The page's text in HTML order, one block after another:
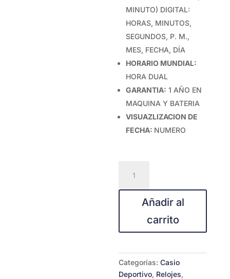
MINUTO) DIGITAL:
HORAS, MINUTOS,
SEGUNDOS, P. M.,
MES, FECHA, DÍA
HORARIO MUNDIAL:
HORA DUAL
GARANTIA: 1 AÑO EN
MAQUINA Y BATERIA
VISUAZLIZACION DE
FECHA: NUMERO
ANALOGICO
MDV-
cantidad
Añadir al
carrito
Categorías:Casio
Deportivo, Relojes,